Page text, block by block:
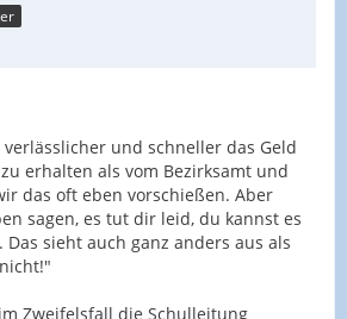
und schneller das Geld
erhalten als vom Bezirksamt und
das oft eben vorschießen. Aber
sagen, es tut dir leid, du kannst es
sieht auch ganz anders aus als
Zweifelsfall die Schulleitung